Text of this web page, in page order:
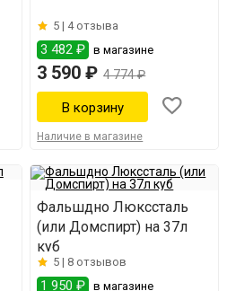
5 | 4 отзыва
3 482 ₽ в магазине
3 590 ₽ 4 774 ₽
Наличие в магазине
Фальшдно Люкссталь
(или Домспирт) на 37л
куб
5 | 8 отзывов
1 950 ₽ в магазине